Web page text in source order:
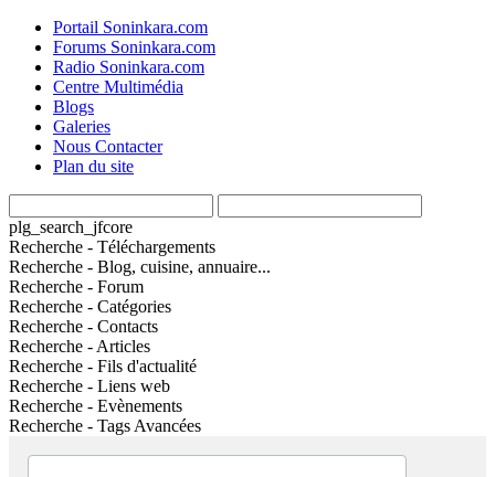
Portail Soninkara.com
Forums Soninkara.com
Radio Soninkara.com
Centre Multimédia
Blogs
Galeries
Nous Contacter
Plan du site
plg_search_jfcore
Recherche - Téléchargements
Recherche - Blog, cuisine, annuaire...
Recherche - Forum
Recherche - Catégories
Recherche - Contacts
Recherche - Articles
Recherche - Fils d'actualité
Recherche - Liens web
Recherche - Evènements
Recherche - Tags Avancées